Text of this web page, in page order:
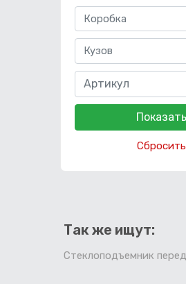
Коробка
Кузов
Сбросить
Так же ищут:
Стеклоподъемник